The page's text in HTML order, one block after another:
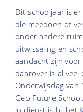
Dit schooljaar is
die meedoen of
onder andere
uitwisseling en
aandacht zijn
daarover is al
Onderwijsdag
Geo Future